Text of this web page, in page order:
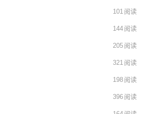
101 阅读
144 阅读
205 阅读
321 阅读
198 阅读
396 阅读